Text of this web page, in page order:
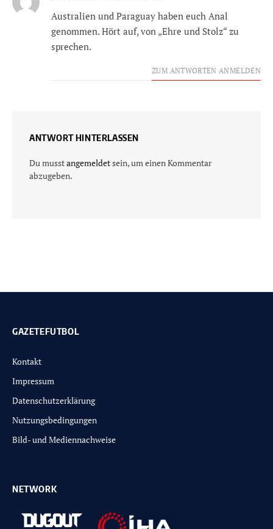
Australien und Paraguay haben euch Anal
genommen. Hört auf, von „Ehre und Stolz“ zu
sprechen.
ZUM ANTWORTEN ANMELDEN
ANTWORT HINTERLASSEN
Du musstangemeldetsein, um einen Kommentar
abzugeben.
GAZETEFUTBOL
Kontakt
Impressum
Datenschutzerklärung
Nutzungsbedingungen
Bild- und Mediennachweise
NETWORK